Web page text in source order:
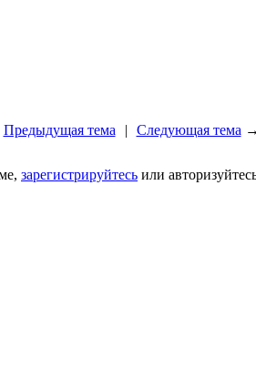
Предыдущая тема | Следующая тема
зарегистрируйтесь или